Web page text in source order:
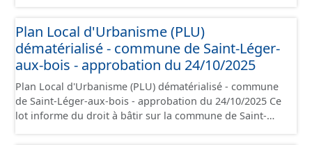
administratives, le rapport de présentation, le PADD, le
règlement (à l'exception des plans de zonages), les
annexes, les orientations d'aménagement et les données
géographiques. Malgré l'attention portée à la création
de ces données, il est rappelé que seuls les documents
papier font foi et sont opposables d'un point de vue
juridique.
Plan Local d'Urbanisme (PLU)
dématérialisé - commune de Saint-Léger-
aux-bois - approbation du 24/10/2025
Plan Local d'Urbanisme (PLU) dématérialisé - commune
de Saint-Léger-aux-bois - approbation du 24/10/2025 Ce
lot informe du droit à bâtir sur la commune de Saint-